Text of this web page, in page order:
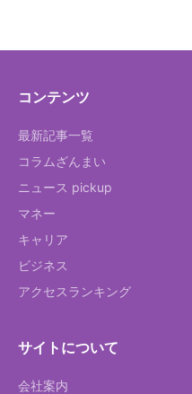
コンテンツ
最新記事一覧
コラムざんまい
ニュース pickup
マネー
キャリア
ビジネス
アクセスランキング
サイトについて
会社案内